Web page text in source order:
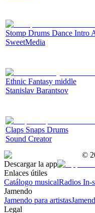
Stomp Drums Dance Intro
SweetMedia
Ethnic Fantasy middle
Stanislav Barantsov
Claps Snaps Drums
Sound Creator
©
Descargar la app
Enlaces útiles
Catálogo musicalRadios In-
Jamendo
Jamendo para artistas
Legal